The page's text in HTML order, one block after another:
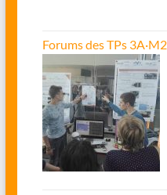
Forums des TPs